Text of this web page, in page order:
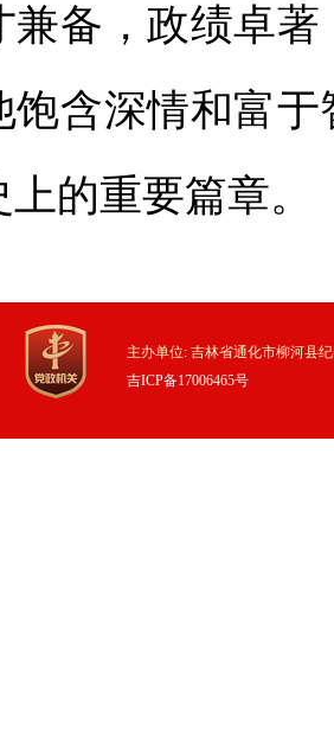
兼备，政绩卓
饱含深情和富
上的重要篇章。
主办单位: 吉林省通化市柳河县
吉ICP备17006465号